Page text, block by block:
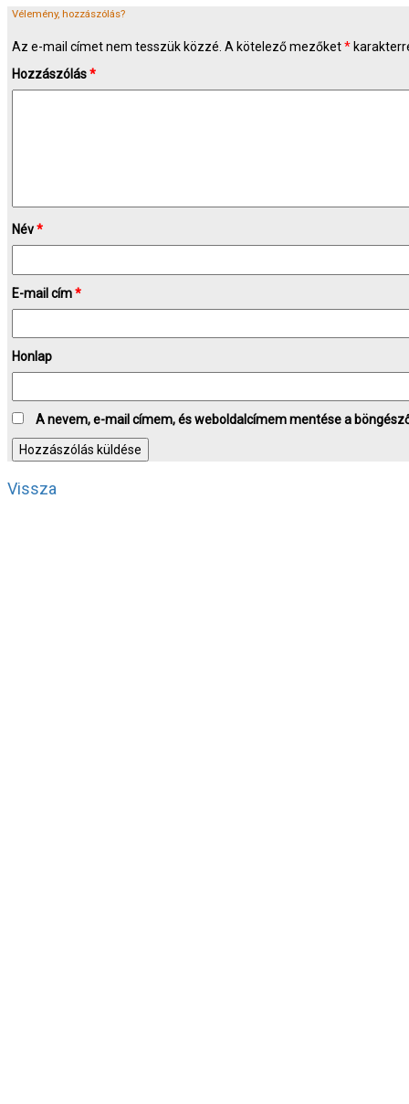
Vélemény, hozzászólás?
Az e-mail címet nem tesszük közzé. A kötelező mezőket*
Hozzászólás*
Név*
E-mail cím*
Honlap
A nevem, e-mail címem, és weboldalcímem mentése a
Vissza